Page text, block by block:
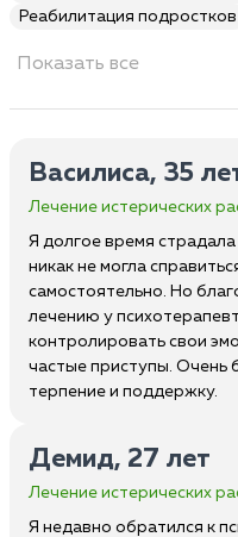
Реабилитация подростков
Показать все
Василиса, 35
Лечение истерических
Я долгое время
никак не могла
самостоятельно. Но
лечению у
контролировать свои
частые приступы. Очень
терпение и поддержку.
Демид, 27 лет
Лечение истерических
Я недавно обратился к